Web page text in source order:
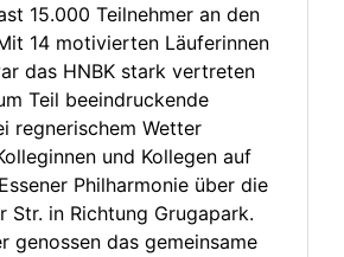
15.000 Teilnehmer an den
14 motivierten Läuferinnen
das HNBK stark vertreten
Teil beeindruckende
regnerischem Wetter
und Kollegen auf
Philharmonie über die
Str. in Richtung Grugapark.
genossen das gemeinsame